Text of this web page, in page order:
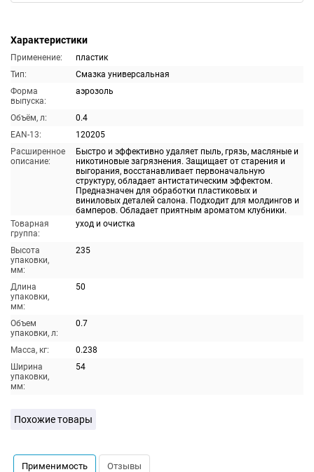
Характеристики
Применение:
пластик
Тип:
Смазка универсальная
Форма
выпуска:
аэрозоль
Объём, л:
0.4
EAN-13:
120205
Расширенное
описание:
Быстро и эффективно удаляет пыль, грязь, масляные и
никотиновые загрязнения. Защищает от старения и
выгорания, восстанавливает первоначальную
структуру, обладает антистатическим эффектом.
Предназначен для обработки пластиковых и
виниловых деталей салона. Подходит для молдингов и
бамперов. Обладает приятным ароматом клубники.
Товарная
группа:
уход и очистка
Высота
упаковки,
мм:
235
Длина
упаковки,
мм:
50
Объем
упаковки, л:
0.7
Масса, кг:
0.238
Ширина
упаковки,
мм:
54
Похожие товары
Применимость Отзывы